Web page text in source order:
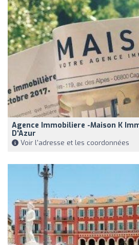
Agence Immobiliere -Maison K
D'Azur
Voir l'adresse et les coordonnées